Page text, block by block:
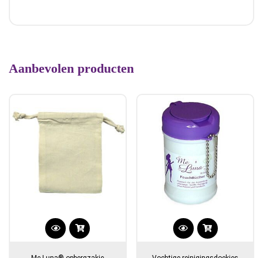
Aanbevolen producten